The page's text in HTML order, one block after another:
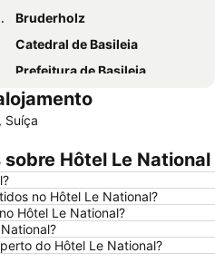
Bruderholz
Catedral de Basileia
Prefeitura de Basileia
aquabasilea
Badischer Bahnhof
Baselworld
Old Town Little Basel
Bümpliz
Kleinhüningen
Musée de l'aventure Peugeot
Suíça
Hôtel Le National
no Hôtel Le National?
Hôtel Le National?
do Hôtel Le National?